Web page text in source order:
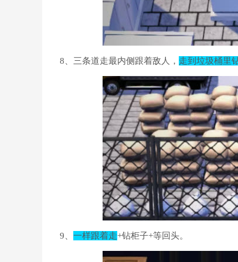
8、三条道走最内侧跟着敌人， 走到垃圾桶里
9、 一样跟着走+钻柜子+等回头。